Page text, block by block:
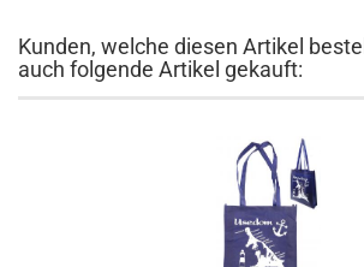
Kunden, welche diesen Artikel
auch folgende Artikel gekauft: